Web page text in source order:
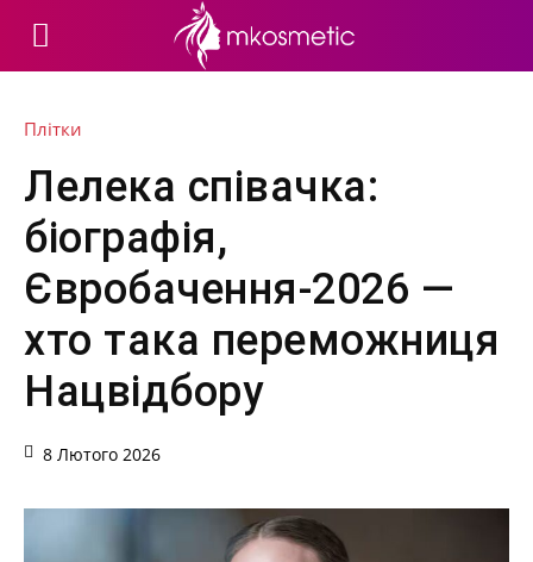
Плітки
Лелека співачка:
біографія,
Євробачення-2026 —
хто така переможниця
Нацвідбору
8 Лютого 2026